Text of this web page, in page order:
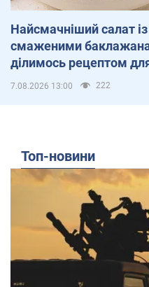
Найсмачніший салат із
смаженими
ділимось рецептом
святкового столу
7.08.2026 13:00 222
Топ-новини